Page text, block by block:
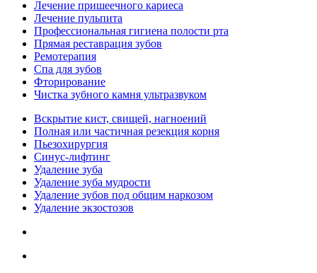
Лечение пришеечного кариеса
Лечение пульпита
Профессиональная гигиена полости рта
Прямая реставрация зубов
Ремотерапия
Спа для зубов
Фторирование
Чистка зубного камня ультразвуком
Вскрытие кист, свищей, нагноений
Полная или частичная резекция корня
Пьезохирургия
Синус-лифтинг
Удаление зуба
Удаление зуба мудрости
Удаление зубов под общим наркозом
Удаление экзостозов